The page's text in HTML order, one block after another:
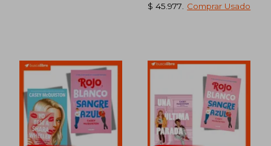
26% $ 54.999
$ 40.454
$
$
$ 45.977
Comprar Usado